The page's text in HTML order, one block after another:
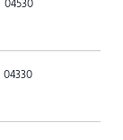
04530
04330